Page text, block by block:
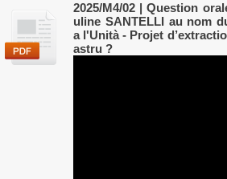
2025/M4/02 | Question
uline SANTELLI au nom
a l'Unità - Projet
astru ?